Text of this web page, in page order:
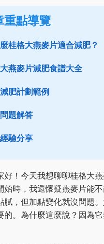
重點導覽
桂格大燕麥片適合減肥？
燕麥片減肥食譜大全
肥計劃範例
題解答
驗分享
好！今天我想聊聊桂格大
始時，我還懷疑燕麥片能
膩，但加點變化就沒問題
的。為什麼這麼說？因為